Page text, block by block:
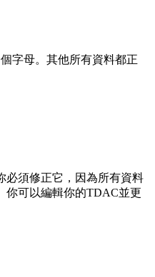
字母。其他所有資料都正
必須修正它，因為所有資料
你可以編輯你的TDAC並更